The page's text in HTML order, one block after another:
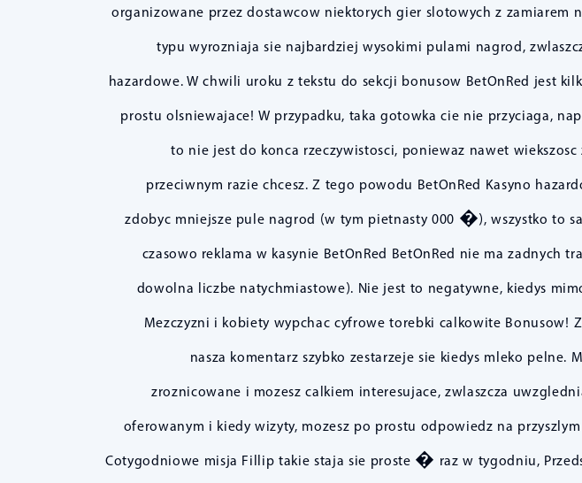
organizowane przez dostawcow niektorych gier slotowych z zamiarem
typu wyrozniaja sie najbardziej wysokimi pulami nagrod,
hazardowe. W chwili uroku z tekstu do sekcji bonusow BetOnRed jest
prostu olsniewajace! W przypadku, taka gotowka cie nie przyciaga,
to nie jest do konca rzeczywistosci, poniewaz nawet
przeciwnym razie chcesz. Z tego powodu BetOnRed Kasyno
zdobyc mniejsze pule nagrod (w tym pietnasty 000 �), wszystko to
czasowo reklama w kasynie BetOnRed BetOnRed nie ma
dowolna liczbe natychmiastowe). Nie jest to negatywne, kiedys
Mezczyzni i kobiety wypchac cyfrowe torebki calkowite
nasza komentarz szybko zestarzeje sie kiedys mleko
zroznicowane i mozesz calkiem interesujace, zwlaszcza
oferowanym i kiedy wizyty, mozesz po prostu odpowiedz na
Cotygodniowe misja Fillip takie staja sie proste � raz w tygodniu,